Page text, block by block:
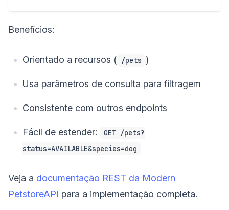
Benefícios:
Orientado a recursos ( /pets )
Usa parâmetros de consulta para filtragem
Consistente com outros endpoints
Fácil de estender:
GET /pets?
status=AVAILABLE&species=dog
Veja a documentação REST da Modern
PetstoreAPI para a implementação completa.